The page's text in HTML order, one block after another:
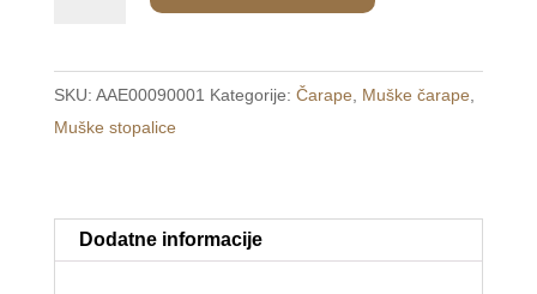
40-
43
/
količina
SKU: AAE00090001 Kategorije: Čarape Muške čarape
Muške stopalice
Dodatne informacije